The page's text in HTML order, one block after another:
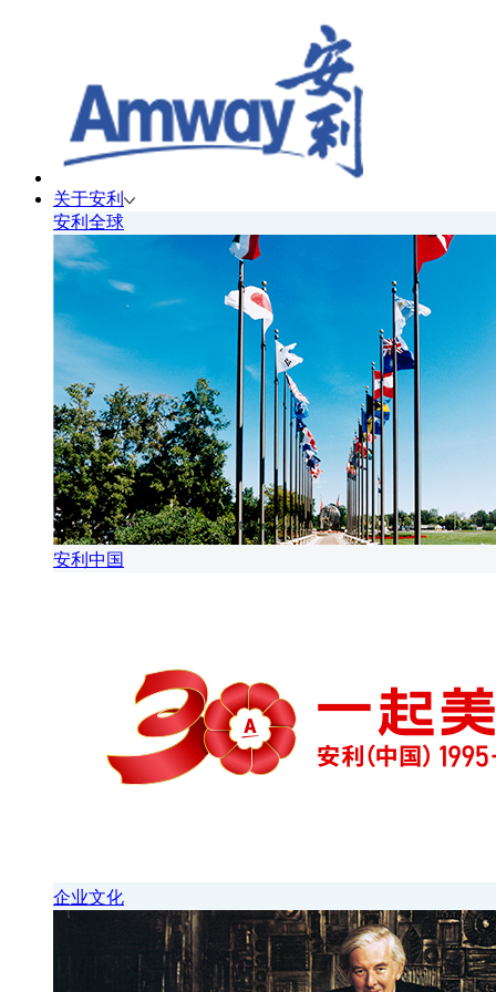
关于安利
安利全球
安利中国
企业文化